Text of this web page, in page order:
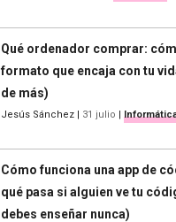
Qué ordenador comprar:
formato que encaja con tu
de más)
Jesús Sánchez | 31 julio |
Cómo funciona una app de
qué pasa si alguien ve tu
debes enseñar nunca)